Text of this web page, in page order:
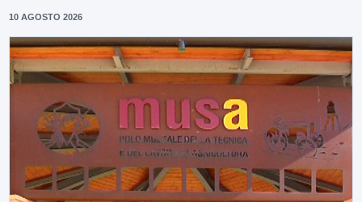
10 AGOSTO 2026